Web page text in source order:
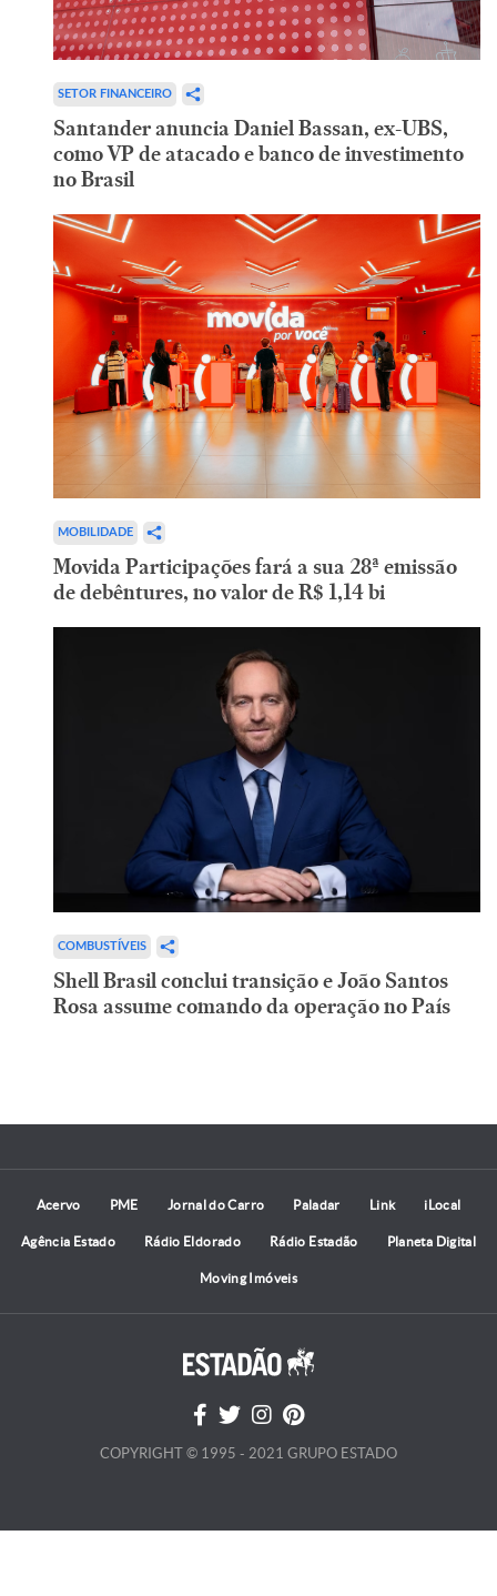
SETOR FINANCEIRO
Santander anuncia Daniel Bassan, ex-UBS,
como VP de atacado e banco de investimento
no Brasil
MOBILIDADE
Movida Participações fará a sua 28ª emissão
de debêntures, no valor de R$ 1,14 bi
COMBUSTÍVEIS
Shell Brasil conclui transição e João Santos
Rosa assume comando da operação no País
Acervo PME Jornal do Carro Paladar Link iLocal
Agência Estado Rádio Eldorado Rádio Estadão Planeta Digital
Moving Imóveis
COPYRIGHT © 1995 - 2021 GRUPO ESTADO